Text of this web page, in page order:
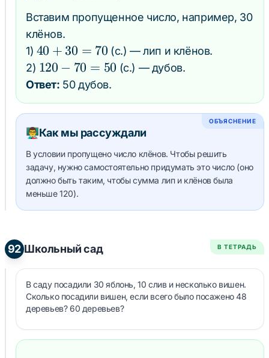
Вставим пропущенное число, например, 30
клёнов.
1) 40
+
30
70
40 + 30 = 70(с.) — лип и клёнов.
2) 120
-
=
50
120 − 70 = 50 (с.) — дубов.
Ответ: 50 дубов.
ОБЪЯСНЕНИЕ
👨‍🏫Как мы рассуждали
В условии пропущено число клёнов. Чтобы решить
задачу, нужно самостоятельно придумать это число (оно
должно быть таким, чтобы сумма лип и клёнов была
меньше 120).
92 Школьный сад
В саду посадили 30 яблонь, 10 слив и несколько вишен.
Сколько посадили вишен, если всего было посажено 48
деревьев? 60 деревьев?
В ТЕТРАДЬ